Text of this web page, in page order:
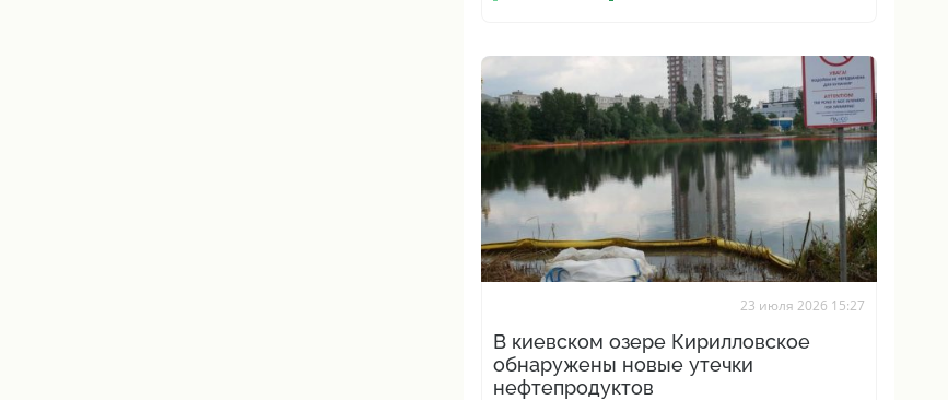
23 июля 2026 15:27
В киевском озере Кирилловское
обнаружены новые утечки
нефтепродуктов